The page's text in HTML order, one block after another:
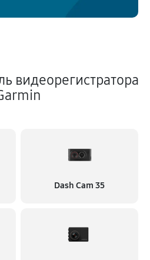
видеорегистратора
Dash Cam 35